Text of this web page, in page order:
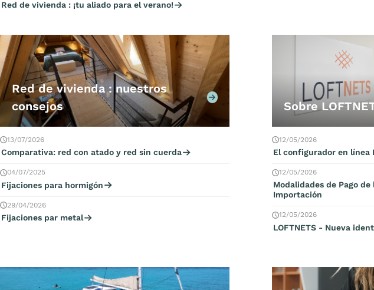
Red de vivienda : ¡tu aliado para el verano!
Red de vivienda : nuestros
consejos
13/07/2026
Comparativa: red con atado y red sin cuerda
04/07/2025
Fijaciones para hormigón
29/04/2026
Fijaciones par metal
Sobre
12/05/2026
El configurador en línea
12/05/2026
Modalidades de Pago
Importación
12/05/2026
LOFTNETS - Nueva